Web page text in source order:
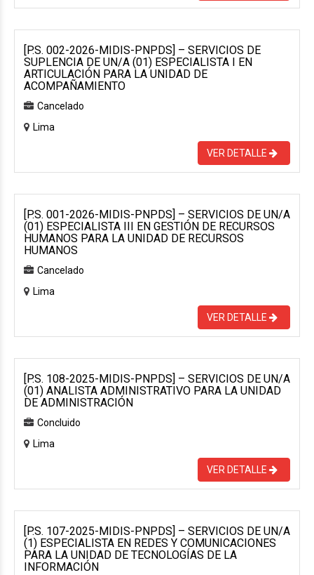
[P.S. 002-2026-MIDIS-PNPDS] – SERVICIOS DE
SUPLENCIA DE UN/A (01) ESPECIALISTA I EN
ARTICULACIÓN PARA LA UNIDAD DE
ACOMPAÑAMIENTO
Cancelado
Lima
VER DETALLE
[P.S. 001-2026-MIDIS-PNPDS] – SERVICIOS DE UN/A
(01) ESPECIALISTA III EN GESTIÓN DE RECURSOS
HUMANOS PARA LA UNIDAD DE RECURSOS
HUMANOS
Cancelado
Lima
VER DETALLE
[P.S. 108-2025-MIDIS-PNPDS] – SERVICIOS DE UN/A
(01) ANALISTA ADMINISTRATIVO PARA LA UNIDAD
DE ADMINISTRACIÓN
Concluido
Lima
VER DETALLE
[P.S. 107-2025-MIDIS-PNPDS] – SERVICIOS DE UN/A
(1) ESPECIALISTA EN REDES Y COMUNICACIONES
PARA LA UNIDAD DE TECNOLOGÍAS DE LA
INFORMACIÓN